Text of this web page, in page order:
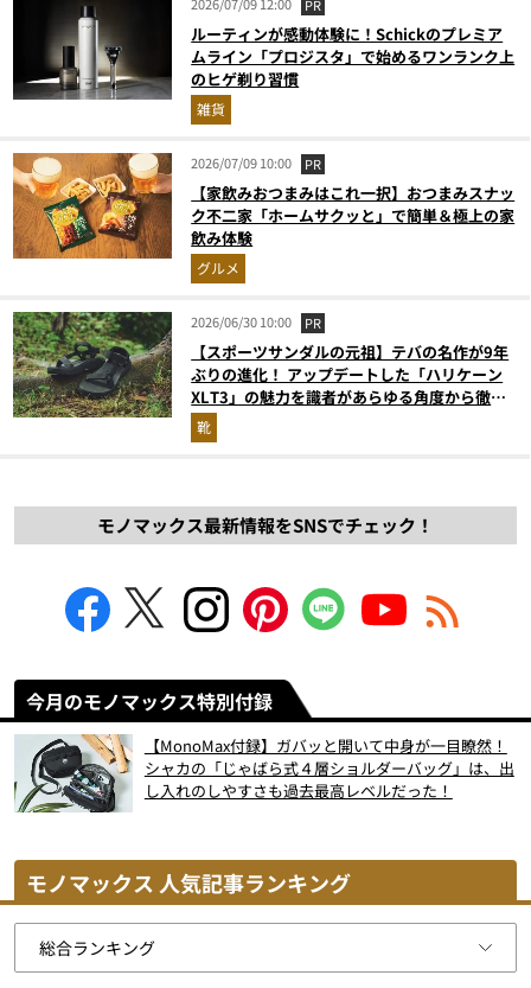
PR
ルーティンが感動体験に！Schickのプレミア
ムライン「プロジスタ」で始めるワンランク上
のヒゲ剃り習慣
雑貨
2026/07/09 10:00 PR
【家飲みおつまみはこれ一択】おつまみスナッ
ク不二家「ホームサクッと」で簡単＆極上の家
飲み体験
グルメ
2026/06/30 10:00 PR
【スポーツサンダルの元祖】テバの名作が9年
ぶりの進化！ アップデートした「ハリケーン
XLT3」の魅力を識者があらゆる角度から徹底
解説！
靴
モノマックス最新情報をSNSでチェック！
今月のモノマックス特別付録
【MonoMax付録】ガバッと開いて中身が一目瞭然！
シャカの「じゃばら式４層ショルダーバッグ」は、出
し入れのしやすさも過去最高レベルだった！
モノマックス 人気記事ランキング